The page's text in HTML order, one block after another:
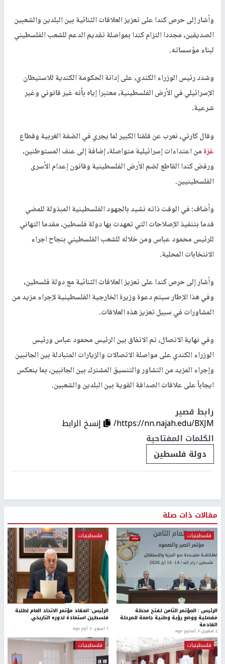
وأشار إلى حرص كندا على تعزيز العلاقات الثنائية بين البلدين والشعبين
الصديقين، مجددا التزام كندا بمواصلة تقديم الدعم للشعب الفلسطيني
لبناء مؤسساته.
وشدد رئيس الوزراء الكندي، على إدانة الحكومة الكندية للاستيطان
الإسرائيلي في الأرض الفلسطينية، معتبرا إياه بأنه غير قانوني وغير
شرعية.
وقال كارني، نعرب عن قلقنا الكبير لما يجري في الضفة الغربية وقطاع
غزةمن اعتداءات إسرائيلية متواصلة، إضافة إلى عنف المستوطنين،
ورفض كندا القاطع لضم الأرض الفلسطينية وقانون إعدام الأسرى
الفلسطينيين.
وأضاف: في الوقت ذاته نشيد بالجهود الفلسطينية المبذولة للمضي
قدما بتنفيذ الإصلاحات التي تعهدت بها دولة فلسطين، مقدما التهاني
للرئيس محمود عباس ومن خلاله للشعب الفلسطيني بنجاح اجراء
الانتخابات المحلية.
وأشار إلى حرص كندا على تعزيز العلاقات الثنائية مع دولة فلسطين،
وفي هذا الإطار سيتم دعوة وزيرة الخارجية الفلسطينية لإجراء مزيد من
المشاورات في سبيل تعزيز هذه العلاقات.
وفي نهاية الاتصال، تم الاتفاق بين الرئيس محمود عباس ورئيس
الوزراء الكندي على مواصلة الاتصالات والزيارات المتبادلة بين الجانبين
وإجراء المزيد من التشاور والتنسيق المشترك بين الجانبين، بما ينعكس
ايجاباً على علاقات الصداقة القوية بين البلدين والشعبين.
رابط قصير
https://nn.najah.edu/BXJM/
إنسخ الرابط
الكلمات المفتاحية
دولة فلسطين
مقالات ذات صلة
فلسطينيات
الرئيس : المؤتمر الثامن لـفتح محطة
مفصلية ووضع رؤية وطنية جامعة للمرحلة
القادمة
2 شهرين، 3 أسابيع ago
فلسطينيات
الرئيس: انعقاد مؤتمر الاتحاد العام لطلبة
فلسطين استعادة لدوره التاريخي
1 اسبوع.، 3 أيام ago
فلسطينيات فلسطينيات